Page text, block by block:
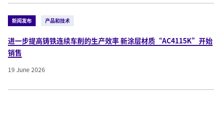
新闻发布 产品和技术
进一步提高铸铁连续车削的生产效率 新涂层材质“AC4115K”开始
销售
19 June 2026